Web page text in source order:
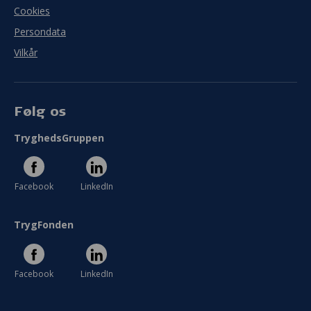
Cookies
Persondata
Vilkår
Følg os
TryghedsGruppen
Facebook LinkedIn
TrygFonden
Facebook LinkedIn